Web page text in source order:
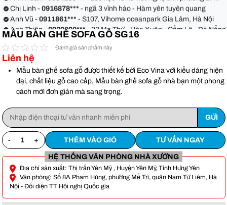
quận Bình Thạnh
Chị Linh - 0916878***
- ngã 3 vĩnh hảo - Hàm yên tuyên quang
Anh Vũ - 0911861*** - S107, Vihome oceanpark Gia Lâm, Hà Nội
Anh Thiện - 0929090*** - 23 Mẹ Thứ - Hòa Xuân - Cẩm Lệ - Đà Nẵng
Chị Hoa -0988068***- 56 Nguyễn Khang, Cầu Giấy
Anh Việt -0349582***- Toà Moonlight An Lạc, Vân Canh Hoài Đức
Anh Hoàn -
quận Bình Thạnh
Chị Linh -0916878***
- ngã 3 vĩnh hảo - Hàm yên tuyên quang
Anh Vũ -0911861***- S107, Vihome oceanpark Gia Lâm, Hà Nội
MẪU BÀN GHẾ SOFA GỖ SG16
Đánh giá sản phẩm này
Liên hệ
Mẫu bàn ghế sofa gỗ được thiết kế bởi Eco Vina với kiểu dáng hiện
đại, chất liệu gỗ cao cấp, Mẫu bàn ghế sofa gỗ nhà bạn một phong
cách mới đơn giản mà sang trọng.
- + THÊM VÀO GIỎ TƯ VẤN NGAY
HỆ THỐNG VĂN PHÒNG NHÀ XƯỞNG
Địa chỉ sản xuất: Thị trấn Yên Mỹ , Huyện Yên Mỹ, Tỉnh Hưng Yên
Văn phòng: Số 8A Phạm Hùng, phường Mễ Trì, quận Nam Từ Liêm, Hà
Nội - Đối diện TT Hội nghị Quốc gia